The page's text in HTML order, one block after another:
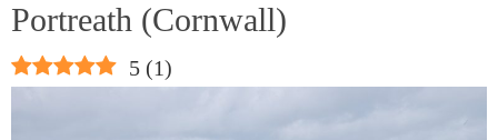
Portreath (Cornwall)
5 (1)